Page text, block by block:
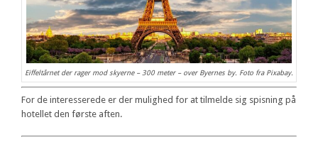
Eiffeltårnet der rager mod skyerne – 300 meter – over Byernes by. Foto fra Pixabay.
For de interesserede er der mulighed for at tilmelde sig spisning på
hotellet den første aften.